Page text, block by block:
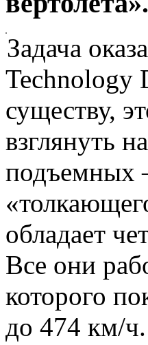
Задача
Technology
существу,
взглянуть
подъемных
обладает
Все они
которого
до 474 км/